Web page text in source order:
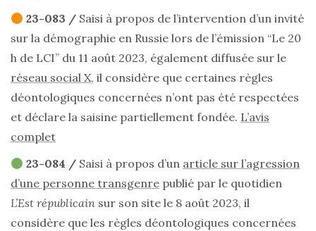
23-083 / Saisi à propos de l’intervention d’un invité
sur la démographie en Russie lors de l’émission “Le 20
h de LCI” du 11 août 2023, également diffusée sur le
réseau social X, il considère que certaines règles
déontologiques concernées n’ont pas été respectées
et déclare la saisine partiellement fondée. L’avis
complet
23-084 / Saisi à propos d’un article sur l’agression
d’une personne transgenre publié par le quotidien
L’Est républicain sur son site le 8 août 2023, il
considère que les règles déontologiques concernées